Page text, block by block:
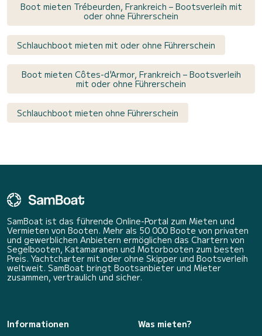
Boot mieten Trébeurden, Frankreich – Bootsverleih mit
oder ohne Führerschein
Schlauchboot mieten mit oder ohne Führerschein
Boot mieten Côtes-d'Armor, Frankreich – Bootsverleih
mit oder ohne Führerschein
Schlauchboot mieten ohne Führerschein
SamBoat ist das führende Online-Portal zum Mieten und
Vermieten von Booten. Mehr als 50 000 Boote von privaten
und gewerblichen Anbietern ermöglichen das Chartern von
Segelbooten, Katamaranen und Motorbooten zum besten
Preis. Yachtcharter mit oder ohne Skipper und Bootsverleih
weltweit. SamBoat bringt Bootsanbieter und Mieter
zusammen, vertraulich und sicher.
Informationen
Was mieten?